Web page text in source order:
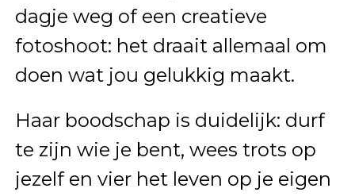
dagje weg of een creatieve
fotoshoot: het draait allemaal om
doen wat jou gelukkig maakt.
Haar boodschap is duidelijk: durf
te zijn wie je bent, wees trots op
jezelf en vier het leven op je eigen